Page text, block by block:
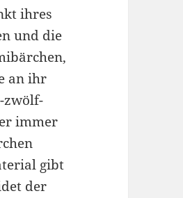
ihres
und die
an ihr
zwölf-
immer
gibt
der